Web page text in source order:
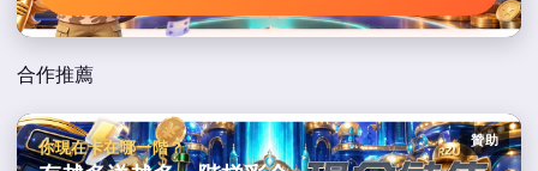
合作推薦
贊助
你現在卡在哪一階？